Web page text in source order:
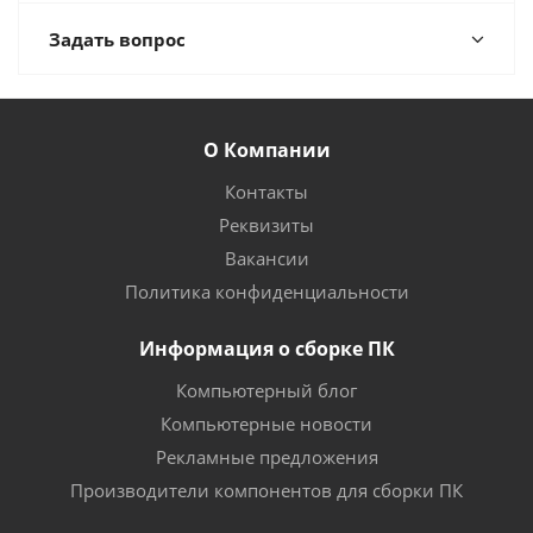
Задать вопрос
О Компании
Контакты
Реквизиты
Вакансии
Политика конфиденциальности
Информация о сборке ПК
Компьютерный блог
Компьютерные новости
Рекламные предложения
Производители компонентов для сборки ПК